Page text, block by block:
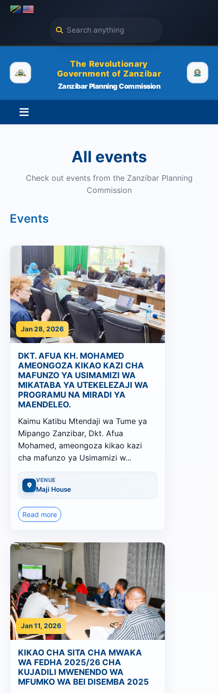
The Revolutionary
Government of Zanzibar
Zanzibar Planning Commission
All events
Check out events from the Zanzibar Planning
Commission
Events
Jan 28, 2026
DKT. AFUA KH. MOHAMED
AMEONGOZA KIKAO KAZI CHA
MAFUNZO YA USIMAMIZI WA
MIKATABA YA UTEKELEZAJI WA
PROGRAMU NA MIRADI YA
MAENDELEO.
Kaimu Katibu Mtendaji wa Tume ya
Mipango Zanzibar, Dkt. Afua
Mohamed, ameongoza kikao kazi
cha mafunzo ya Usimamizi w...
VENUE
Maji House
Read more
Jan 11, 2026
KIKAO CHA SITA CHA MWAKA
WA FEDHA 2025/26 CHA
KUJADILI MWENENDO WA
MFUMKO WA BEI DISEMBA 2025